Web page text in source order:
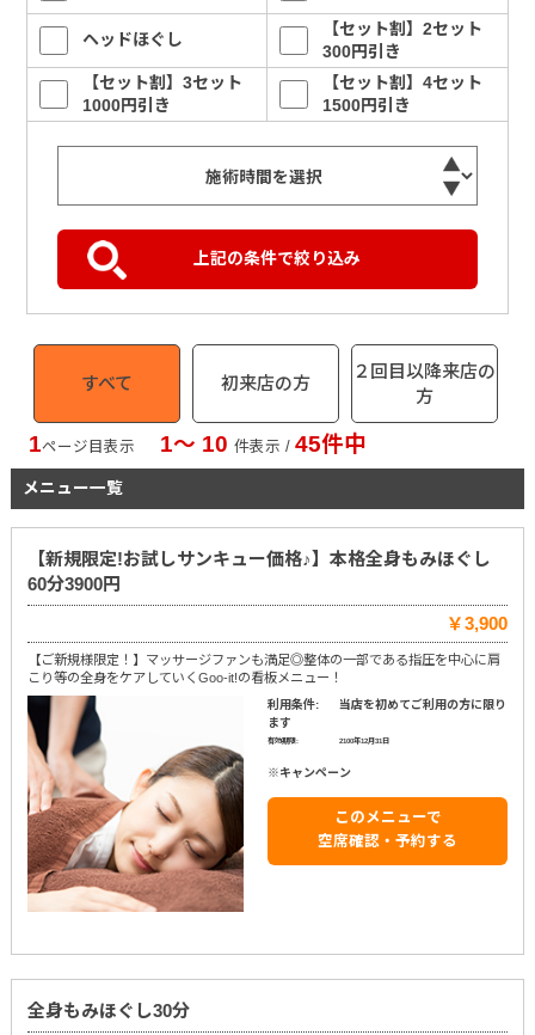
ヘッドほぐし
【セット割】2セット
300円引き
【セット割】3セット
1000円引き
【セット割】4セット
1500円引き
すべて 初来店の方
２回目以降来店の
方
1ページ目表示 1〜 10 件表示 / 45件中
メニュー一覧
【新規限定!お試しサンキュー価格♪】本格全身もみほぐし
60分3900円
￥3,900
【ご新規様限定！】マッサージファンも満足◎整体の一部である指圧を中心に肩
こり等の全身をケアしていくGoo-it!の看板メニュー！
利用条件:
当店を初めてご利用の方に限り
ます
有効期限: 2100年12月31日
※キャンペーン
このメニューで
空席確認・予約する
全身もみほぐし30分